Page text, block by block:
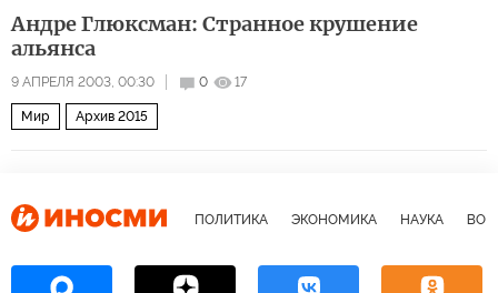
Андре Глюксман: Странное крушение
альянса
9 АПРЕЛЯ 2003, 00:30 0 17
Мир Архив 2015
ПОЛИТИКА ЭКОНОМИКА НАУКА